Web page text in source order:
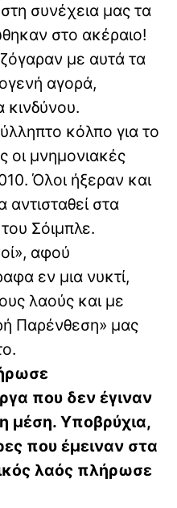
συνέχεια μας τα
στο ακέραιο!
με αυτά τα
αγορά,
κόλπο για το
οι μνημονιακές
Όλοι ήξεραν και
αντισταθεί στα
Σόιμπλε.
αφού
εν μια νυκτί,
λαούς και με
Παρένθεση» μας
που δεν έγιναν
μέση. Υποβρύχια,
που έμειναν στα
λαός πλήρωσε